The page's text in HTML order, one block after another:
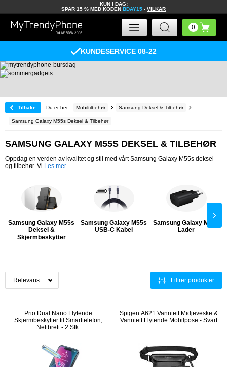
KUN I DAG:
SPAR 15 % MED KODEN BDAY15 - VILKÅR
KUNDESERVICE 08-22
Tilbake Du er her: Mobiltilbehør Samsung Deksel & Tilbehør
Samsung Galaxy M55s Deksel & Tilbehør
SAMSUNG GALAXY M55S DEKSEL & TILBEHØR
Oppdag en verden av kvalitet og stil med vårt Samsung Galaxy M55s deksel
og tilbehør. Vi Les mer
Samsung Galaxy M55s
Deksel &
Skjermbeskytter
Samsung Galaxy M55s
USB-C Kabel
Samsung Galaxy M55s
Lader
Filtrer produkter
Prio Dual Nano Flytende
Skjermbeskytter til Smarttelefon,
Nettbrett - 2 Stk.
Spigen A621 Vanntett Midjeveske &
Vanntett Flytende Mobilpose - Svart